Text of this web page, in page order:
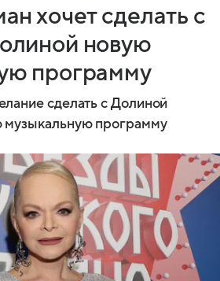
хочет сделать с
новую
программу
сделать с Долиной
музыкальную программу